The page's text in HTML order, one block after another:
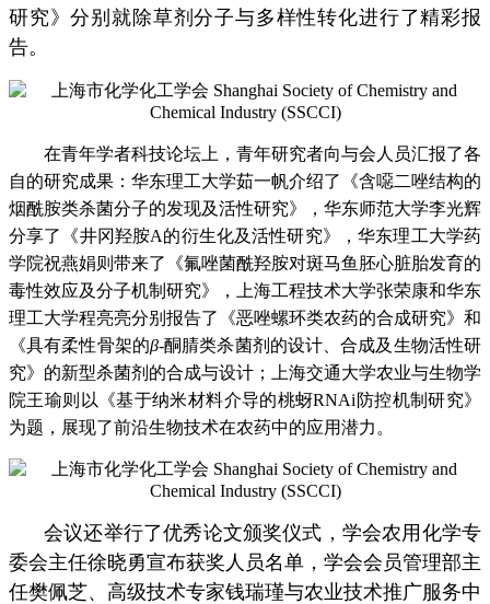
研究》分别就除草剂分子与多样性转化进行了精彩报
告。
在青年学者科技论坛上，青年研究者向与会人员汇报了各
自的研究成果：华东理工大学茹一帆介绍了《含噁二唑结构的
烟酰胺类杀菌分子的发现及活性研究》，华东师范大学李光辉
分享了《井冈羟胺A的衍生化及活性研究》，华东理工大学药
学院祝燕娟则带来了《氟唑菌酰羟胺对斑马鱼胚心脏胎发育的
毒性效应及分子机制研究》，上海工程技术大学张荣康和华东
理工大学程亮亮分别报告了《恶唑螺环类农药的合成研究》和
《具有柔性骨架的β-酮腈类杀菌剂的设计、合成及生物活性研
究》的新型杀菌剂的合成与设计；上海交通大学农业与生物学
院王瑜则以《基于纳米材料介导的桃蚜RNAi防控机制研究》
为题，展现了前沿生物技术在农药中的应用潜力。
会议还举行了优秀论文颁奖仪式，学会农用化学专
委会主任徐晓勇宣布获奖人员名单，学会会员管理部主
任樊佩芝、高级技术专家钱瑞瑾与农业技术推广服务中